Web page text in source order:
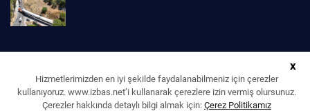
x
Hizmetlerimizden en iyi şekilde faydalanabilmeniz için çerezler
kullanıyoruz. www.izbas.net’i kullanarak çerezlere izin vermiş olursunuz.
Çerezler hakkında detaylı bilgi almak için: Çerez Politikamız